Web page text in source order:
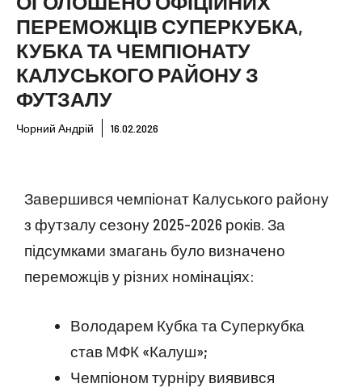
ПЕРЕМОЖЦІВ СУПЕРКУБКА,
КУБКА ТА ЧЕМПІОНАТУ
КАЛУСЬКОГО РАЙОНУ З
ФУТЗАЛУ
Чорний Андрій 16.02.2026
Завершився чемпіонат Калуського району
з футзалу сезону 2025-2026 років. За
підсумками змагань було визначено
переможців у різних номінаціях:
Володарем Кубка та Суперкубка
став МФК «Калуш»;
Чемпіоном турніру виявився